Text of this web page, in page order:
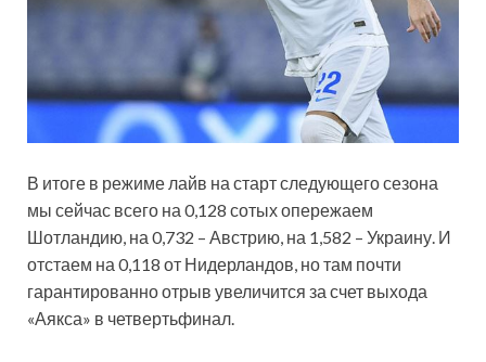
В итоге в режиме лайв на старт следующего сезона
мы сейчас всего на 0,128 сотых опережаем
Шотландию, на 0,732 – Австрию, на 1,582 – Украину. И
отстаем на 0,118 от Нидерландов, но там почти
гарантированно отрыв увеличится за счет выхода
«Аякса» в четвертьфинал.